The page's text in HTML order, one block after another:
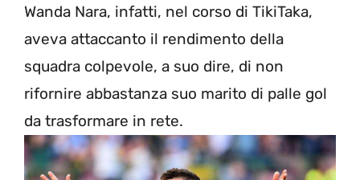
Wanda Nara, infatti, nel corso di TikiTaka,
aveva attaccanto il rendimento della
squadra colpevole, a suo dire, di non
rifornire abbastanza suo marito di palle gol
da trasformare in rete.